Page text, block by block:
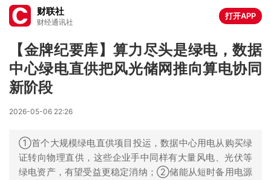
财联社
财经通讯社
打开APP
【金牌纪要库】算力尽头是绿电，数据
中心绿电直供把风光储网推向算电协同
新阶段
2026-05-06 22:26
①首个大规模绿电直供项目投运，数据中心用电从购买绿
证转向物理直供，这些企业手中同样有大量风电、光伏等
绿电资产，有望受益更稳定消纳；②储能从短时备用电源